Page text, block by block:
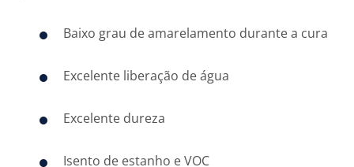
Baixo grau de amarelamento durante a cura
Excelente liberação de água
Excelente dureza
Isento de estanho e VOC